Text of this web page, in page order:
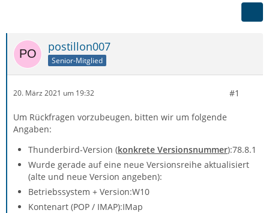
postillon007
Senior-Mitglied
20. März 2021 um 19:32 #1
Um Rückfragen vorzubeugen, bitten wir um folgende
Angaben:
Thunderbird-Version (konkrete Versionsnummer):78.8.1
Wurde gerade auf eine neue Versionsreihe aktualisiert
(alte und neue Version angeben):
Betriebssystem + Version:W10
Kontenart (POP / IMAP):IMap